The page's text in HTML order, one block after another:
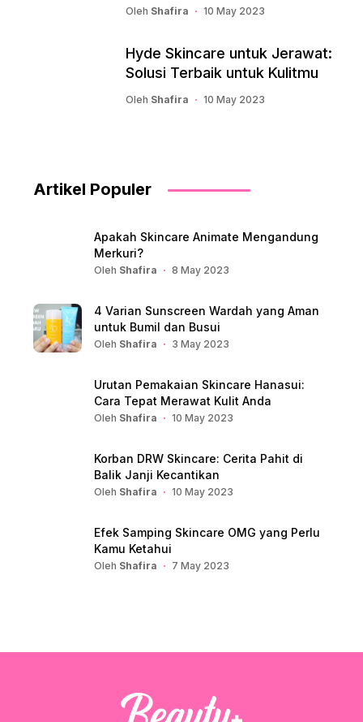
Oleh Shafira 10 May 2023
Hyde Skincare untuk Jerawat:
Solusi Terbaik untuk Kulitmu
Oleh Shafira 10 May 2023
Artikel Populer
Apakah Skincare Animate Mengandung
Merkuri?
Oleh Shafira 8 May 2023
4 Varian Sunscreen Wardah yang Aman
untuk Bumil dan Busui
Oleh Shafira 3 May 2023
Urutan Pemakaian Skincare Hanasui:
Cara Tepat Merawat Kulit Anda
Oleh Shafira 10 May 2023
Korban DRW Skincare: Cerita Pahit di
Balik Janji Kecantikan
Oleh Shafira 10 May 2023
Efek Samping Skincare OMG yang Perlu
Kamu Ketahui
Oleh Shafira 7 May 2023